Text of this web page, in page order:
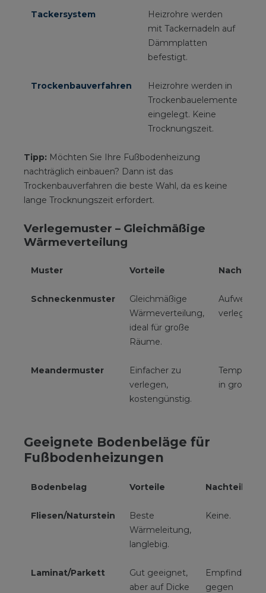
Tackersystem
Heizrohre werden
mit Tackernadeln auf
Dämmplatten
befestigt.
Trockenbauverfahren
Heizrohre werden in
Trockenbauelemente
eingelegt. Keine
Trocknungszeit.
Tipp: Möchten Sie Ihre Fußbodenheizung
nachträglich einbauen? Dann ist das
Trockenbauverfahren die beste Wahl, da es keine
lange Trocknungszeit erfordert.
Verlegemuster – Gleichmäßige
Wärmeverteilung
Muster Vorteile Nachteile
Schneckenmuster
Gleichmäßige
Wärmeverteilung,
ideal für große
Räume.
verlegen.
Meandermuster
Einfacher zu
verlegen,
kostengünstig.
in großen
Geeignete Bodenbeläge für
Fußbodenheizungen
Bodenbelag Vorteile Nachteile
Fliesen/Naturstein
Beste
Wärmeleitung,
langlebig.
Keine.
Laminat/Parkett
Gut geeignet,
aber auf Dicke
Empfindlich
gegen